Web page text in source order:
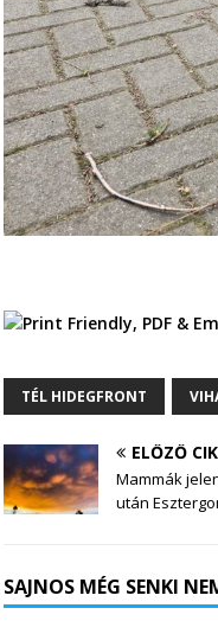
TÉL HIDEGFRONT
ELŐZŐ
Mammák
után
SAJNOS MÉG SENKI